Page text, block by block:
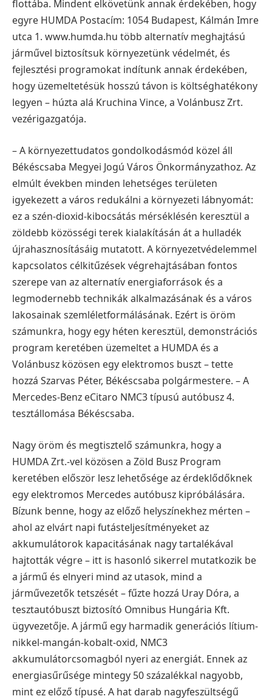
flottába. Mindent elkövetünk annak érdekében, hogy
egyre HUMDA Postacím: 1054 Budapest, Kálmán Imre
utca 1. www.humda.hu több alternatív meghajtású
járművel biztosítsuk környezetünk védelmét, és
fejlesztési programokat indítunk annak érdekében,
hogy üzemeltetésük hosszú távon is költséghatékony
legyen – húzta alá Kruchina Vince, a Volánbusz Zrt.
vezérigazgatója.
– A környezettudatos gondolkodásmód közel áll
Békéscsaba Megyei Jogú Város Önkormányzathoz. Az
elmúlt években minden lehetséges területen
igyekezett a város redukálni a környezeti lábnyomát:
ez a szén-dioxid-kibocsátás mérséklésén keresztül a
zöldebb közösségi terek kialakításán át a hulladék
újrahasznosításáig mutatott. A környezetvédelemmel
kapcsolatos célkitűzések végrehajtásában fontos
szerepe van azalternatív energiaforrások és a
legmodernebb technikák alkalmazásának és a város
lakosainak szemléletformálásának. Ezért is öröm
számunkra, hogy egy héten keresztül, demonstrációs
program keretében üzemeltet a HUMDA és a
Volánbusz közösen egy elektromos buszt – tette
hozzá Szarvas Péter, Békéscsaba polgármestere. – A
Mercedes-Benz eCitaro NMC3 típusú autóbusz 4.
tesztállomása Békéscsaba.
Nagy öröm és megtisztelő számunkra, hogy a
HUMDA Zrt.-vel közösen a Zöld Busz Program
keretében először lesz lehetősége az érdeklődőknek
egy elektromos Mercedes autóbusz kipróbálására.
Bízunk benne, hogy az előző helyszínekhez mérten –
ahol az elvárt napi futásteljesítményeket az
akkumulátorok kapacitásának nagy tartalékával
hajtották végre – itt is hasonló sikerrel mutatkozik be
a jármű és elnyeri mind az utasok, mind a
járművezetők tetszését – fűzte hozzá Uray Dóra, a
tesztautóbuszt biztosító Omnibus Hungária Kft.
ügyvezetője. A jármű egy harmadik generációs lítium-
nikkel-mangán-kobalt-oxid, NMC3
akkumulátorcsomagból nyeri az energiát. Ennek az
energiasűrűsége mintegy 50százalékkal nagyobb,
mint ez előző típusé. A hat darab nagyfeszültségű